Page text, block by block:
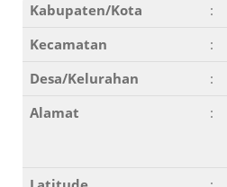
Kabupaten/Kota :
Kecamatan
:
Desa/Kelurahan
:
Alamat
: